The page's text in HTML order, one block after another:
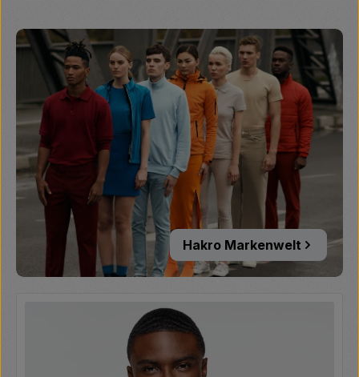
Hakro Markenwelt
Hakro Markenwelt